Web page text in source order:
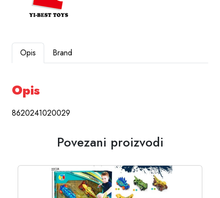
Opis Brand
Opis
8620241020029
Povezani proizvodi